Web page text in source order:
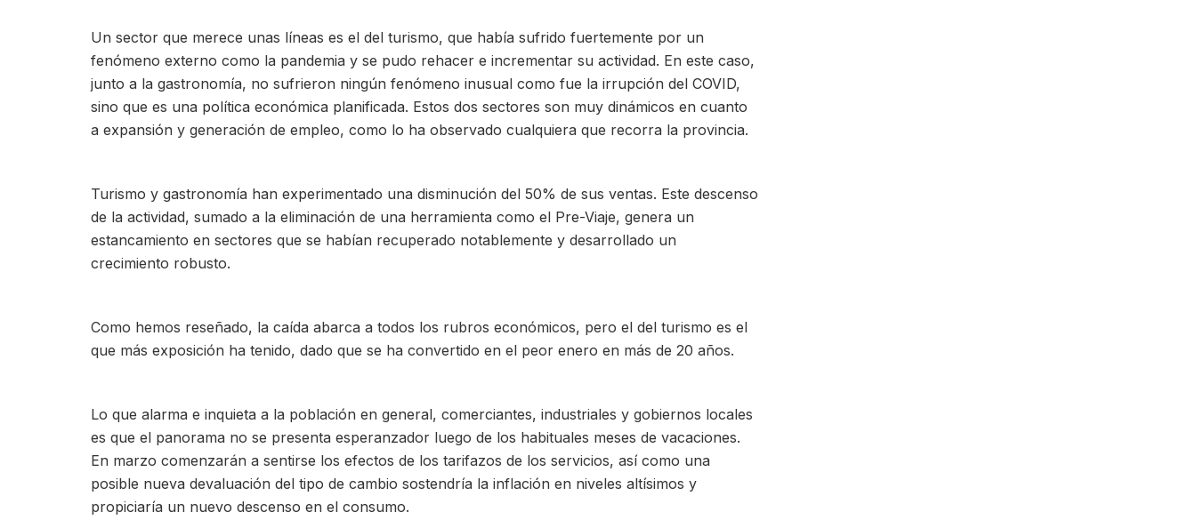
Un sector que merece unas líneas es el del turismo, que había sufrido fuertemente por un
fenómeno externo como la pandemia y se pudo rehacer e incrementar su actividad. En este caso,
junto a la gastronomía, no sufrieron ningún fenómeno inusual como fue la irrupción del COVID,
sino que es una política económica planificada. Estos dos sectores son muy dinámicos en cuanto
a expansión y generación de empleo, como lo ha observado cualquiera que recorra la provincia.
Turismo y gastronomía han experimentado una disminución del 50% de sus ventas. Este descenso
de la actividad, sumado a la eliminación de una herramienta como el Pre-Viaje, genera un
estancamiento en sectores que se habían recuperado notablemente y desarrollado un
crecimiento robusto.
Como hemos reseñado, la caída abarca a todos los rubros económicos, pero el del turismo es el
que más exposición ha tenido, dado que se ha convertido en el peor enero en más de 20 años.
Lo que alarma e inquieta a la población en general, comerciantes, industriales y gobiernos locales
es que el panorama no se presenta esperanzador luego de los habituales meses de vacaciones.
En marzo comenzarán a sentirse los efectos de los tarifazos de los servicios, así como una
posible nueva devaluación del tipo de cambio sostendría la inflación en niveles altísimos y
propiciaría un nuevo descenso en el consumo.